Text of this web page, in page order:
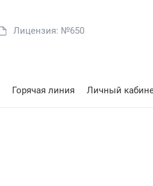
Лицензия: №650
Горячая линия Личный